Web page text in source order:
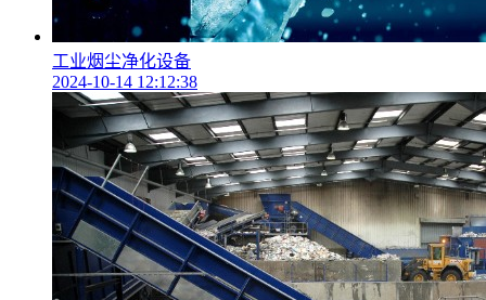
工业烟尘净化设备
2024-10-14 12:12:38